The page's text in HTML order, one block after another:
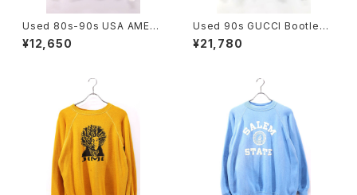
Used 80s-90s USA AMERI
CAS FINEST GARFIELD Gra
phic Sweat Size L 古着
¥12,650
Used 90s GUCCI Bootleg
Graphic Garment Dyeing S
weat Size L 古着
¥21,780